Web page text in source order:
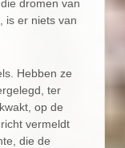
dromen van
is er niets van
Hebben ze
ter
op de
vermeldt
die de